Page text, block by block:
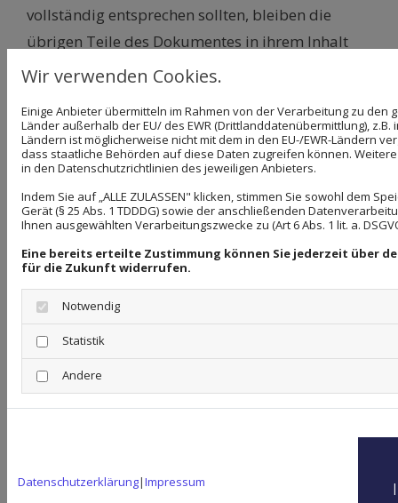
vollständig entsprechen sollten, bleiben die
übrigen Teile des Dokumentes in ihrem Inhalt
und ihrer Gültigkeit davon unberührt.
Hinweis zur Barrierefreiheit
Wir bemühen uns, unsere digitalen Inhalte
barrierefrei im Sinne des BFSG sowie der
Barrierefreie-Informationstechnik-Verordnung
(BITV) anzubieten. Sollten Sie dennoch auf
Barrieren stoßen, wenden Sie sich bitte an
Bildnachweise
#582149350 / Yurii Andreichyn /
Wir verwenden Cookies.
Einige Anbieter übermitteln im Rahmen von der Verarbeitung zu den
Länder außerhalb der EU/ des EWR (Drittlanddatenübermittlung),
Ländern ist möglicherweise nicht mit dem in den EU-/EWR-Ländern
dass staatliche Behörden auf diese Daten zugreifen können.
in den Datenschutzrichtlinien des jeweiligen Anbieters.
Indem Sie auf „ALLE ZULASSEN" klicken, stimmen Sie sowohl dem
Gerät (§ 25 Abs. 1 TDDDG) sowie der anschließenden
Ihnen ausgewählten Verarbeitungszwecke zu (Art 6 Abs. 1 lit. a.
Eine bereits erteilte Zustimmung können Sie jederzeit über
für die Zukunft widerrufen.
Notwendig
Statistik
Andere
Datenschutzerklärung|Impressum